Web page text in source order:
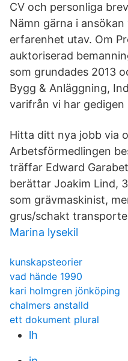
CV och personliga
Nämn gärna i
erfarenhet utav. Om
auktoriserad
som grundades 2013
Bygg & Anläggning,
varifrån vi har
Hitta ditt nya jobb via
Arbetsförmedlingen
träffar Edward
berättar Joakim Lind,
som grävmaskinist,
grus/schakt
Marina lysekil
kunskapsteorier
vad hände 1990
kari holmgren jönköping
chalmers anstalld
ett dokument plural
lh